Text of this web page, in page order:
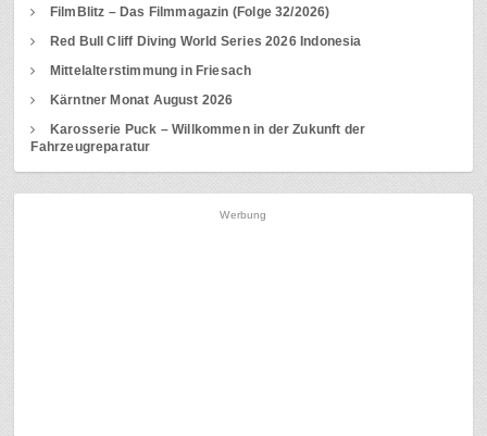
FilmBlitz – Das Filmmagazin (Folge 32/2026)
Red Bull Cliff Diving World Series 2026 Indonesia
Mittelalterstimmung in Friesach
Kärntner Monat August 2026
Karosserie Puck – Willkommen in der Zukunft der
Fahrzeugreparatur
Werbung